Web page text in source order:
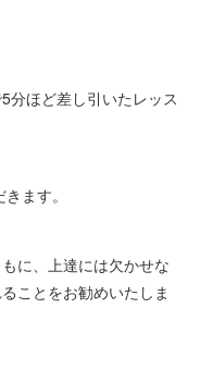
分ほど差し引いたレッス
ます。
に、上達には欠かせな
ことをお勧めいたしま